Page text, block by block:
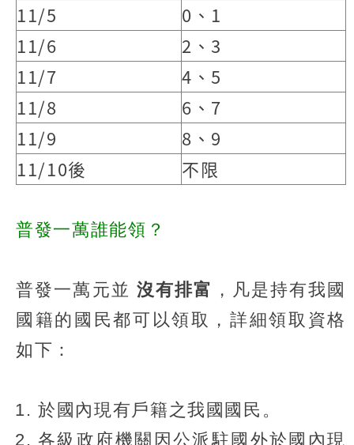
11/5
0、1
11/6
2、3
11/7
4、5
11/8
6、7
11/9
8、9
11/10後
不限
普發一萬誰能領？
普發一萬元並 沒有排富 ，凡是持有我國
國籍的國民都可以領取，詳細領取資格
如下：
於國內現有戶籍之我國國民。
各級政府機關因公派駐國外於國內現